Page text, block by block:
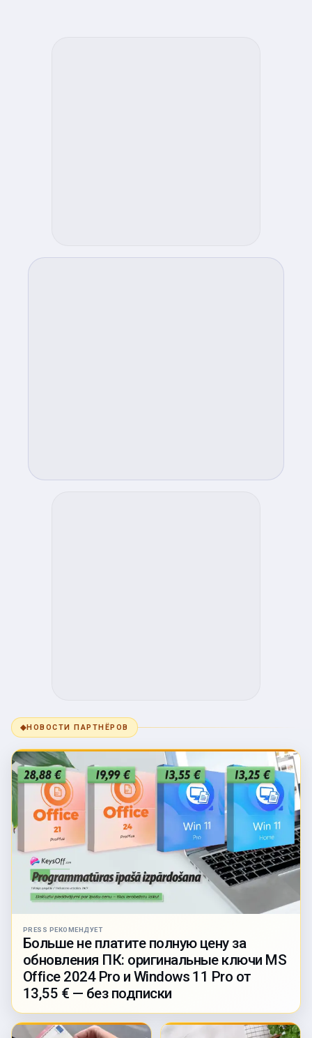
◆НОВОСТИ ПАРТНЁРОВ
PRESS РЕКОМЕНДУЕТ
Больше не платите полную цену за
обновления ПК: оригинальные ключи MS
Office 2024 Pro и Windows 11 Pro от
13,55 € — без подписки